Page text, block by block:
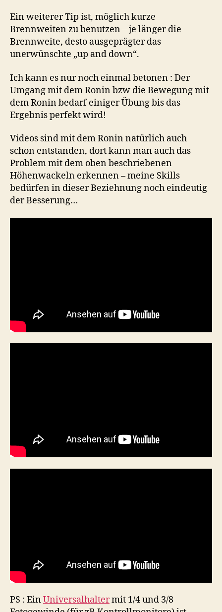
Ein weiterer Tip ist, möglich kurze
Brennweiten zu benutzen – je länger die
Brennweite, desto ausgeprägter das
unerwünschte „up and down“.
Ich kann es nur noch einmal betonen : Der
Umgang mit dem Ronin bzw die Bewegung mit
dem Ronin bedarf einiger Übung bis das
Ergebnis perfekt wird!
Videos sind mit dem Ronin natürlich auch
schon entstanden, dort kann man auch das
Problem mit dem oben beschriebenen
Höhenwackeln erkennen – meine Skills
bedürfen in dieser Beziehnung noch eindeutig
der Besserung…
PS : EinUniversalhaltermit 1/4 und 3/8